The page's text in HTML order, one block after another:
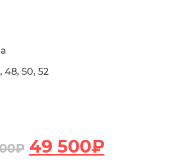
48, 50, 52
₽ 49 500₽